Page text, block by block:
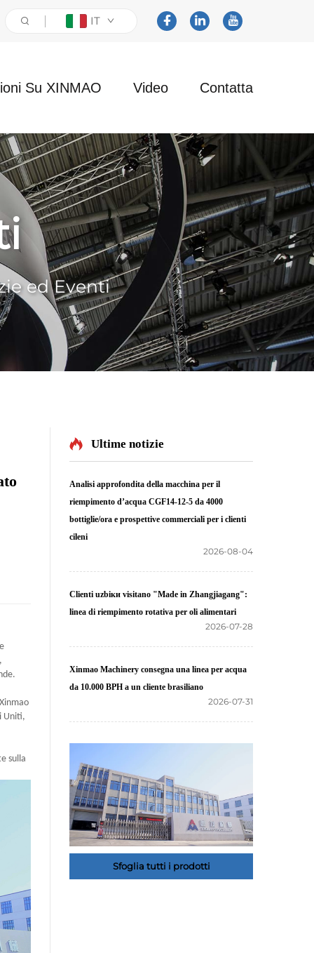
IT
Su XINMAO Video Contatta
ed Eventi
Uniti,
sulla
Ultime notizie
Analisi approfondita della macchina per il
riempimento d’acqua CGF14-12-5 da 4000
bottiglie/ora e prospettive commerciali per i clienti
cileni
2026-08-04
Clienti uzbiки visitano "Made in Zhangjiagang":
linea di riempimento rotativa per oli alimentari
2026-07-28
Xinmao Machinery consegna una linea per acqua
da 10.000 BPH a un cliente brasiliano
2026-07-31
Sfoglia tutti i prodotti